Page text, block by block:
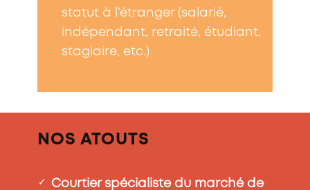
statut à l’étranger (salarié,
indépendant, retraité, étudiant,
stagiaire, etc.)
NOS ATOUTS
✓ Courtier spécialiste du marché de